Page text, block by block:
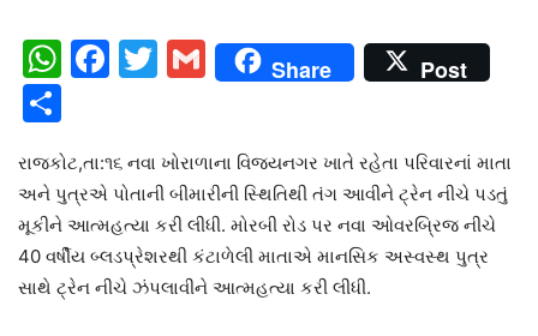
WhatsApp
Facebook
Twitter
Gmail
Share Post
રાજકોટ,તા:૧૬ નવા ખોરાળાના વિજયનગર ખાતે રહેતા પરિવારનાં માતા
અને પુત્રએ પોતાની બીમારીની સ્થિતિથી તંગ આવીને ટ્રેન નીચે પડતું
મૂકીને આત્મહત્યા કરી લીધી. મોરબી રોડ પર નવા ઓવરબ્રિજ નીચે
40 વર્ષીય બ્લડપ્રેશરથી કંટાળેલી માતાએ માનસિક અસ્વસ્થ પુત્ર
સાથે ટ્રેન નીચે ઝંપલાવીને આત્મહત્યા કરી લીધી.